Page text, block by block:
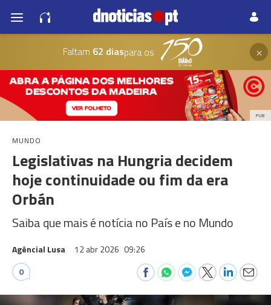
Faltam 62 diaspara os ×
PUB
MUNDO
Legislativas na Hungria decidem
hoje continuidade ou fim da era
Orbán
Saiba que mais é notícia no País e no Mundo
Agêncial Lusa 12 abr 2026 09:26
0